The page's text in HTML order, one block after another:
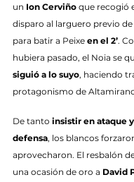
un Ion Cerviño que recogió
disparo al larguero previo de
para batir a Peixe en el 2’.
hubiera pasado, el Noia se
siguió a lo suyo, haciendo
protagonismo de
De tanto insistir en ataque
defensa, los blancos
aprovecharon. El resbalón
una ocasión de oro a David